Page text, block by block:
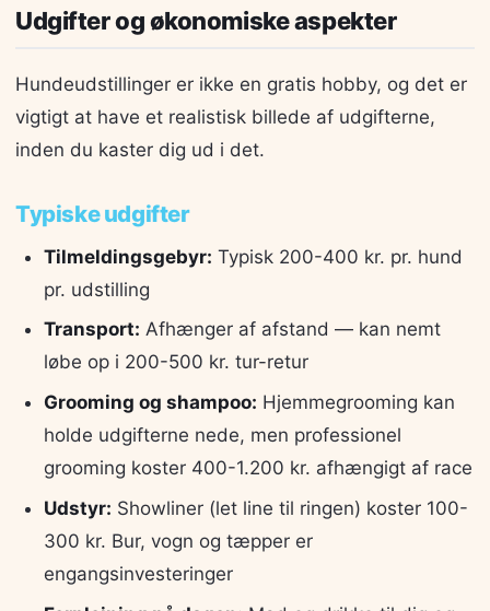
Udgifter og økonomiske aspekter
Hundeudstillinger er ikke en gratis hobby, og det er
vigtigt at have et realistisk billede af udgifterne,
inden du kaster dig ud i det.
Typiske udgifter
Tilmeldingsgebyr: Typisk 200-400 kr. pr. hund
pr. udstilling
Transport: Afhænger af afstand — kan nemt
løbe op i 200-500 kr. tur-retur
Grooming og shampoo: Hjemmegrooming kan
holde udgifterne nede, men professionel
grooming koster 400-1.200 kr. afhængigt af race
Udstyr: Showliner (let line til ringen) koster 100-
300 kr. Bur, vogn og tæpper er
engangsinvesteringer